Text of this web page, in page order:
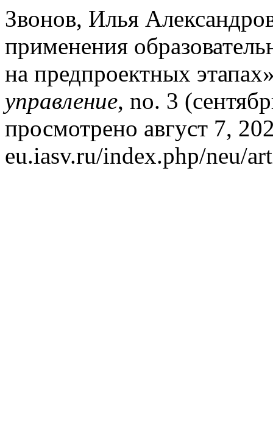
Звонов, Илья
применения
на предпроектных
управление, no. 3
просмотрено август 7,
eu.iasv.ru/index.php/neu/